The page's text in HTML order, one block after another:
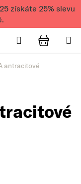
získáte 25% slevu
Hledat
antracitové